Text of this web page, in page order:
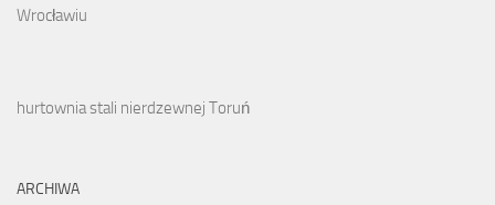
Wrocławiu
hurtownia stali nierdzewnej Toruń
ARCHIWA